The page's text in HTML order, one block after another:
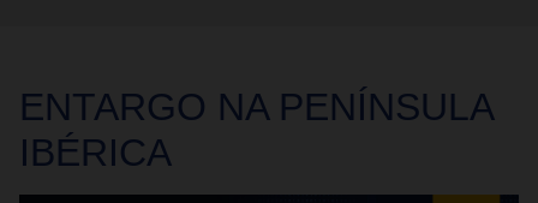
ENTARGO NA PENÍNSULA
IBÉRICA